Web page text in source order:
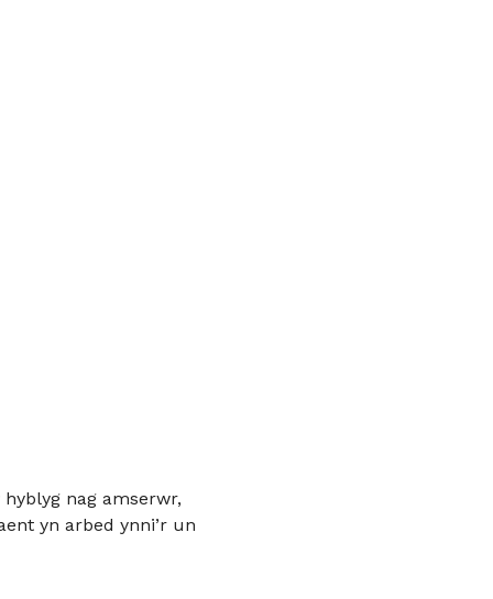
nag amserwr,
yn arbed ynni’r un